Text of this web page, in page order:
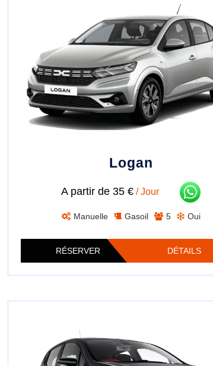
Logan
A partir de 35 € / Jour
Manuelle Gasoil 5 Oui
RÉSERVER DÉTAILS